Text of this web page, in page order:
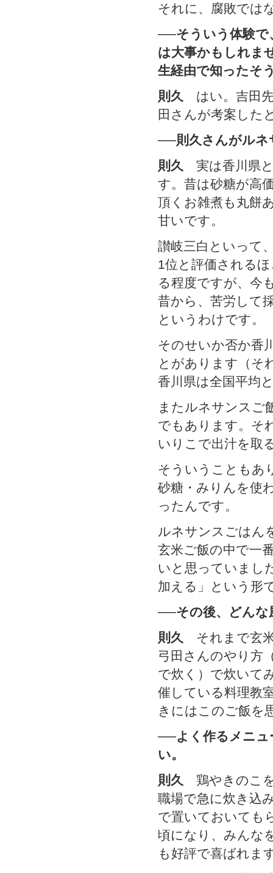
それに、腐敗では
──そういう体験で
は大事かもしれま
生経由で知ったそ
則久
はい。吉田
田さんが考案した
──則久さんがルネ
則久
実は香川県
す。昔は砂糖が高
頂くお雑煮も丸餅
甘いです。
讃岐三白といって
1位と評価される
る程度ですが、今
昔から、苦労して
というわけです。
そのせいか否か香
とがあります（そ
香川県は全国平均
またルネサンスご
でもあります。そ
いりこで出汁を取
そういうこともあ
砂糖・みりんを使
ったんです。
ルネサンスごはん
玄米ご飯の中で一
いと思っていまし
加える」という形
──その後、どんな
則久
それまで玄
弓田さんのやり方
で炊く）で炊いて
催している料理教
きにはこのご飯を
──よく作るメニュ
い。
則久
鶏やきのこ
職場で急に炊き込
で置いておいても
頃になり、みんな
も好評で喜ばれま